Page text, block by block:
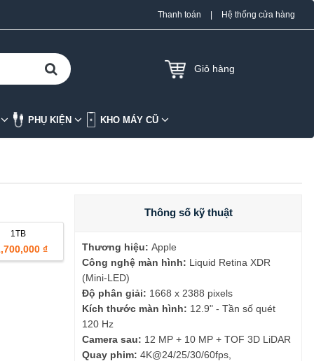
Thanh toán Hệ thống cửa hàng
Giỏ hàng
PHỤ KIỆN KHO MÁY CŨ
1TB
₫
Thông số kỹ thuật
Thương hiệu: Apple
Công nghệ màn hình: Liquid Retina XDR
(Mini-LED)
Độ phân giải: 1668 x 2388 pixels
Kích thước màn hình: 12.9" - Tần số quét
120 Hz
Camera sau: 12 MP + 10 MP + TOF 3D LiDAR
Quay phim: 4K@24/25/30/60fps,